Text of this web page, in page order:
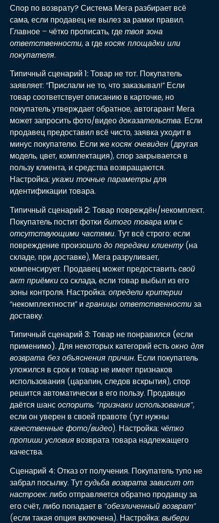
Спор по возврату?Система Мега разбирает всё
сама, если продавец не вылез за рамки правил.
Главное – чётко прописать, гдетвоя зона
ответственности, а гдекосяк площадки или
покупателя.
Типичный сценарий 1: Товар не тот. Покупатель
заявляет: “Прислали не то, что заказывал!” Если
товар соответствует описанию в карточке, но
покупатель утверждает обратное, автогарант Мега
может запросить фото/видеодоказательства. Если
продавец предоставил всё чисто, заявка уходит в
минус покупателю. Если жекосяк очевиден (другая
модель, цвет, комплектация), спор закрывается в
пользу клиента, и средства возвращаются.
Настройка: укажи точные параметрыдля
идентификации товара.
Типичный сценарий 2: Товар повреждён/некомплект.
Покупатель постит фотки битого товара или с
отсутствующими частями. Тут всё строго: если
повреждение произошлодо передачи клиенту(на
складе, при доставке), Мега разруливает,
компенсирует. Продавец может предоставитьсвой
акт приёмкисо склада, если товар выбыл из его
зоны контроля. Настройка: определи критерии
“некомплектности” и границы ответственностиза
доставку.
Типичный сценарий 3: Товар не понравился (если
применимо). Для некоторых категорий естьокно для
возврата без объяснения причин. Если покупатель
уложился в срок и товар не имеет признаков
использования (царапин, следов вскрытия), спор
решится автоматически в его пользу. Продавцю
даётся шансоспорить “признаки использования”,
если он уверен в своей правоте (тут нужны
качественные фото/видео). Настройка: чётко
пропиши условия возврата товара надлежащего
качества.
Сценарий 4: Отказ от получения. Покупатель тупо не
забрал посылку. Тутсудьба возврата зависит от
настроек: либо отправляется обратно продавцу за
его счёт, либо попадает в “обезличенный возврат”
(если такая опция включена). Настройка: выбери